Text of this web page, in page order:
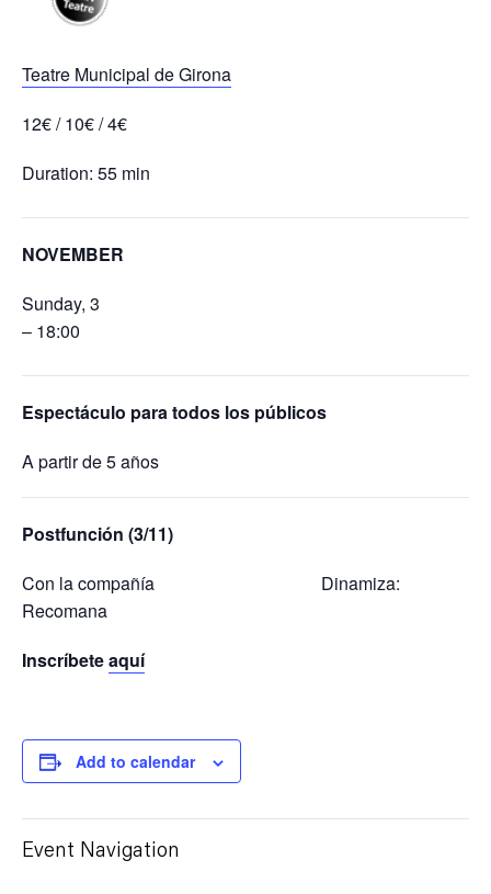
Teatre Municipal de Girona
12€ / 10€ / 4€
Duration: 55 min
NOVEMBER
Sunday, 3
– 18:00
Espectáculo para todos los públicos
A partir de 5 años
Postfunción (3/11)
Con la compañía Dinamiza:
Recomana
Inscríbeteaquí
Add to calendar
Event Navigation